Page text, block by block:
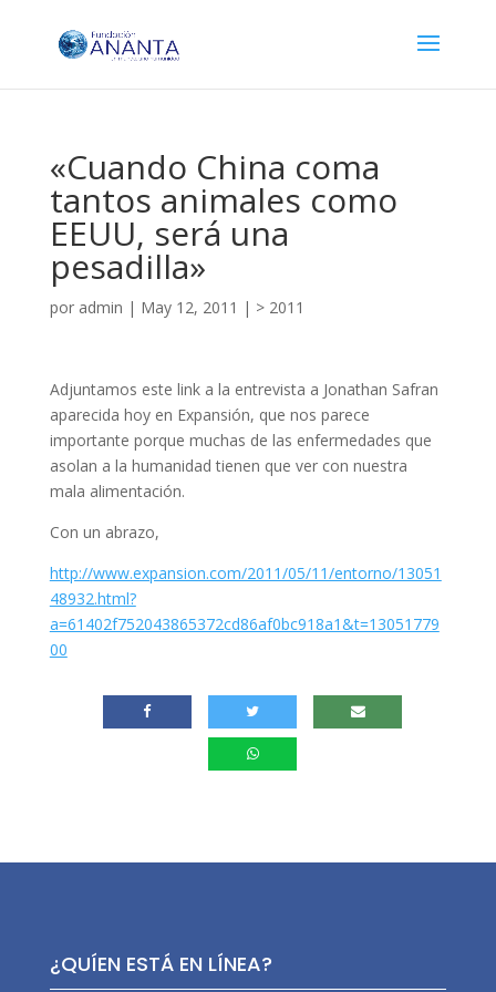
«Cuando China coma
tantos animales como
EEUU, será una
pesadilla»
por admin | May 12, 2011 | > 2011
Adjuntamos este link a la entrevista a Jonathan Safran
aparecida hoy en Expansión, que nos parece
importante porque muchas de las enfermedades que
asolan a la humanidad tienen que ver con nuestra
mala alimentación.
Con un abrazo,
http://www.expansion.com/2011/05/11/entorno/13051
48932.html?
a=61402f752043865372cd86af0bc918a1&t=13051779
00
¿QUÍEN ESTÁ EN LÍNEA?